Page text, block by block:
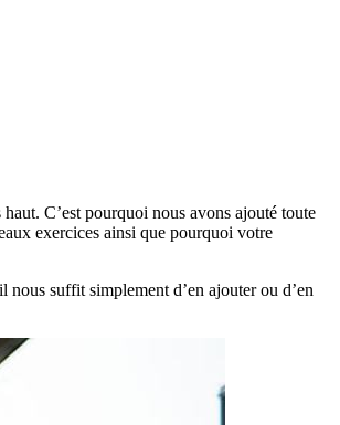
C’est pourquoi nous avons ajouté toute
exercices ainsi que pourquoi votre
suffit simplement d’en ajouter ou d’en